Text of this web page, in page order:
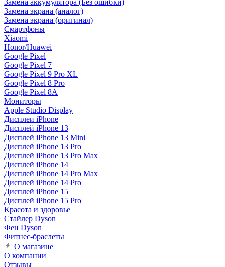
Замена аккумулятора (Без ошибки)
Замена экрана (аналог)
Замена экрана (оригинал)
Смартфоны
Xiaomi
Honor/Huawei
Google Pixel
Google Pixel 7
Google Pixel 9 Pro XL
Google Pixel 8 Pro
Google Pixel 8A
Мониторы
Apple Studio Display
Дисплеи iPhone
Дисплей iPhone 13
Дисплей iPhone 13 Mini
Дисплей iPhone 13 Pro
Дисплей iPhone 13 Pro Max
Дисплей iPhone 14
Дисплей iPhone 14 Pro Max
Дисплей iPhone 14 Pro
Дисплей iPhone 15
Дисплей iPhone 15 Pro
Красота и здоровье
Стайлер Dyson
Фен Dyson
Фитнес-браслеты
О магазине
О компании
Отзывы